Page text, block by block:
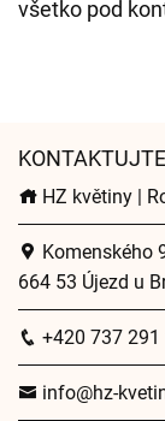
všetko pod
HZ květiny |
Komenského
664 53 Újezd u
+420 737 291
info@hz-